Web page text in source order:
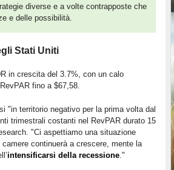
diverse e a volte contrapposte che
e delle possibilità.
Stati Uniti
in crescita del 3.7%, con un calo
fino a $67,58.
"in territorio negativo per la prima volta dal
trimestrali costanti nel RevPAR durato 15
"Ci aspettiamo una situazione
continuerà a crescere, mente la
intensificarsi della recessione."